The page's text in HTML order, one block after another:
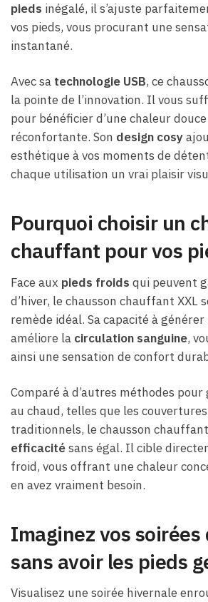
pieds inégalé, il s’ajuste
vos pieds, vous procurant une
instantané.
Avec sa technologie USB, ce
la pointe de l’innovation. Il vous
pour bénéficier d’une chaleur
réconfortante. Son design cosy
esthétique à vos moments de
chaque utilisation un vrai plaisir
Pourquoi choisir un
chauffant pour vos
Face aux pieds froids qui peuvent
d’hiver, le chausson chauffant XXL
remède idéal. Sa capacité à
améliore la circulation sanguine,
ainsi une sensation de confort
Comparé à d’autres méthodes pour
au chaud, telles que les
traditionnels, le chausson
efficacitésans égal. Il cible
froid, vous offrant une chaleur
en avez vraiment besoin.
Imaginez vos soirées
sans avoir les pieds
Visualisez une soirée hivernale